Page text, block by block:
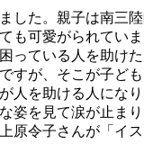
した。親子は南
も可愛がられて
ている人を助け
すが、そこが子
を助ける人に
を見て涙が止
原令子さんが「